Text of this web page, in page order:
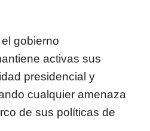
gobierno
activas sus
presidencial y
cualquier amenaza
de sus políticas de